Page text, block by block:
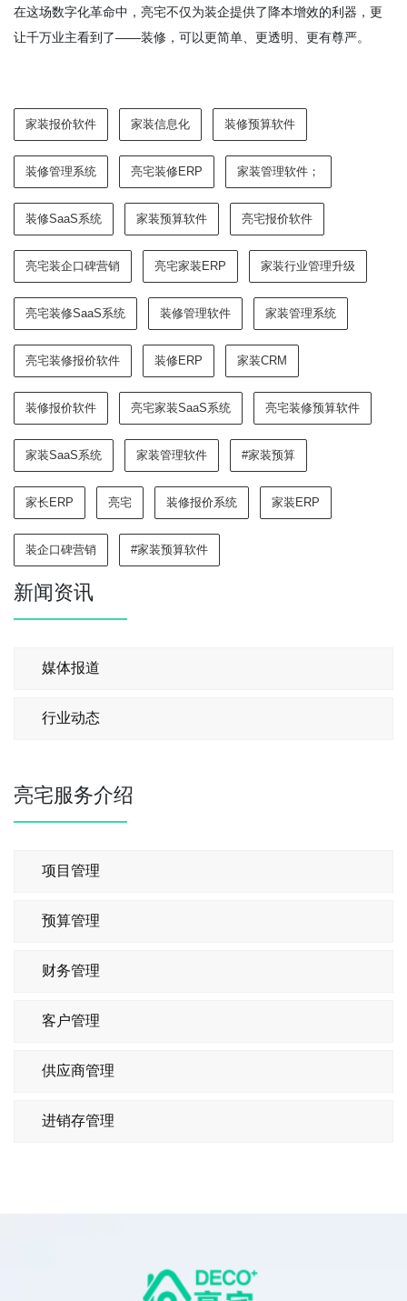
在这场数字化革命中，亮宅不仅为装企提供了降本增效的利器，更
让千万业主看到了——装修，可以更简单、更透明、更有尊严。
家装报价软件 家装信息化 装修预算软件
装修管理系统 亮宅装修ERP 家装管理软件；
装修SaaS系统 家装预算软件 亮宅报价软件
亮宅装企口碑营销 亮宅家装ERP 家装行业管理升级
亮宅装修SaaS系统 装修管理软件 家装管理系统
亮宅装修报价软件 装修ERP 家装CRM
装修报价软件 亮宅家装SaaS系统 亮宅装修预算软件
家装SaaS系统 家装管理软件 #家装预算
家长ERP 亮宅 装修报价系统 家装ERP
装企口碑营销 #家装预算软件
新闻资讯
媒体报道
行业动态
亮宅服务介绍
项目管理
预算管理
财务管理
客户管理
供应商管理
进销存管理